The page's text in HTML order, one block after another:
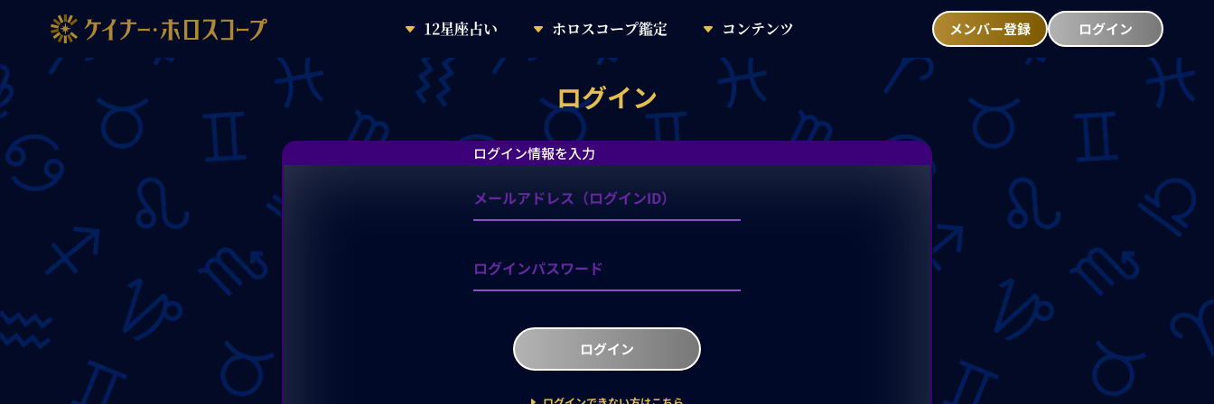
12星座占い ホロスコープ鑑定 コンテンツ メンバー登録 ログイン
ログイン
ログイン情報を入力
ログイン